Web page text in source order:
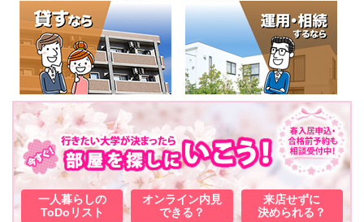
一人暮らしの
ToDoリスト
オンライン内見
できる？
来店せずに
決められる？